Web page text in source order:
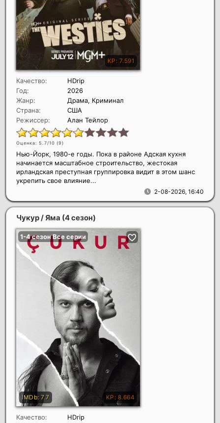
Качество:
HDrip
Год:
2026
Жанр:
Драма, Криминал
Страна:
США
Режиссер:
Алан Тейлор
Оценка: 5.7/10 (9)
2-08-2026, 16:40
Нью-Йорк, 1980-е годы. Пока в районе Адская кухня
начинается масштабное строительство, жестокая
ирландская преступная группировка видит в этом шанс
укрепить свое влияние...
Чукур / Яма (4 сезон)
Качество: HDrip